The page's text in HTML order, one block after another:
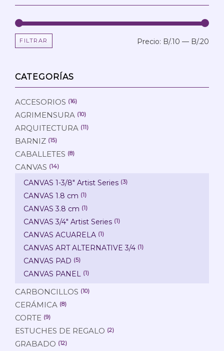
FILTRAR Precio: B/.10 — B/.20
CATEGORÍAS
ACCESORIOS (16)
AGRIMENSURA (10)
ARQUITECTURA (11)
BARNIZ (15)
CABALLETES (8)
CANVAS (14)
CANVAS 1-3/8" Artist Series (3)
CANVAS 1.8 cm (1)
CANVAS 3.8 cm (1)
CANVAS 3/4" Artist Series (1)
CANVAS ACUARELA (1)
CANVAS ART ALTERNATIVE 3/4 (1)
CANVAS PAD (5)
CANVAS PANEL (1)
CARBONCILLOS (10)
CERÁMICA (8)
CORTE (9)
ESTUCHES DE REGALO (2)
GRABADO (12)